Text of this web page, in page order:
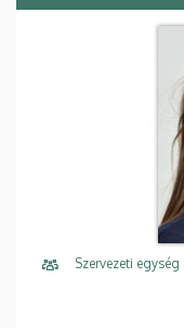
Szervezeti egység